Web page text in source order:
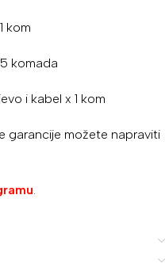
kom
komada
i kabel x 1 kom
garancije možete napraviti